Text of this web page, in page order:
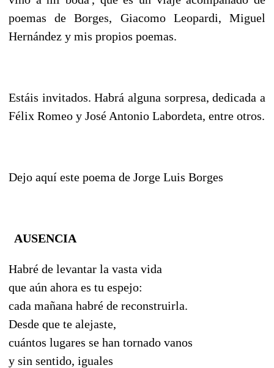
poemas de Borges, Giacomo Leopardi, Miguel
Hernández y mis propios poemas.
Estáis invitados. Habrá alguna sorpresa, dedicada a
Félix Romeo y José Antonio Labordeta, entre otros.
Dejo aquí este poema de Jorge Luis Borges
AUSENCIA
Habré de levantar la vasta vida
que aún ahora es tu espejo:
cada mañana habré de reconstruirla.
Desde que te alejaste,
cuántos lugares se han tornado vanos
y sin sentido, iguales